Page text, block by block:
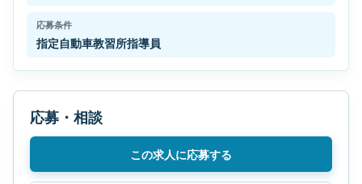
応募条件
指定自動車教習所指導員
応募・相談
この求人に応募する